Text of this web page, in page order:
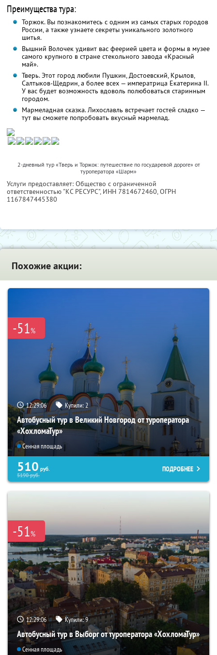
Преимущества тура:
Торжок. Вы познакомитесь с одним из самых старых городов
России, а также узнаете секреты уникального золотного
шитья.
Вышний Волочек удивит вас феерией цвета и формы в музее
самого крупного в стране стекольного завода «Красный
май».
Тверь. Этот город любили Пушкин, Достоевский, Крылов,
Салтыков-Щедрин, а более всех — императрица Екатерина II.
У вас будет возможность вдоволь полюбоваться старинным
городом.
Мармеладная сказка. Лихославль встречает гостей сладко —
тут вы сможете попробовать вкусный мармелад.
2-дневный тур «Тверь и Торжок: путешествие по государевой дороге» от
туроператора «Шарм»
Услуги предоставляет: Общество с ограниченной
ответственностью "КС РЕСУРС", ИНН 7814672460, ОГРН
1167847445380
Похожие акции:
-51%
12:29:05 Купили:2
Автобусный тур в Великий Новгород от туроператора
«ХохломаТур»
Сенная площадь
510 руб.
5190руб.
ПОДРОБНЕЕ
-51%
12:29:05 Купили:9
Автобусный тур в Выборг от туроператора «ХохломаТур»
Сенная площадь